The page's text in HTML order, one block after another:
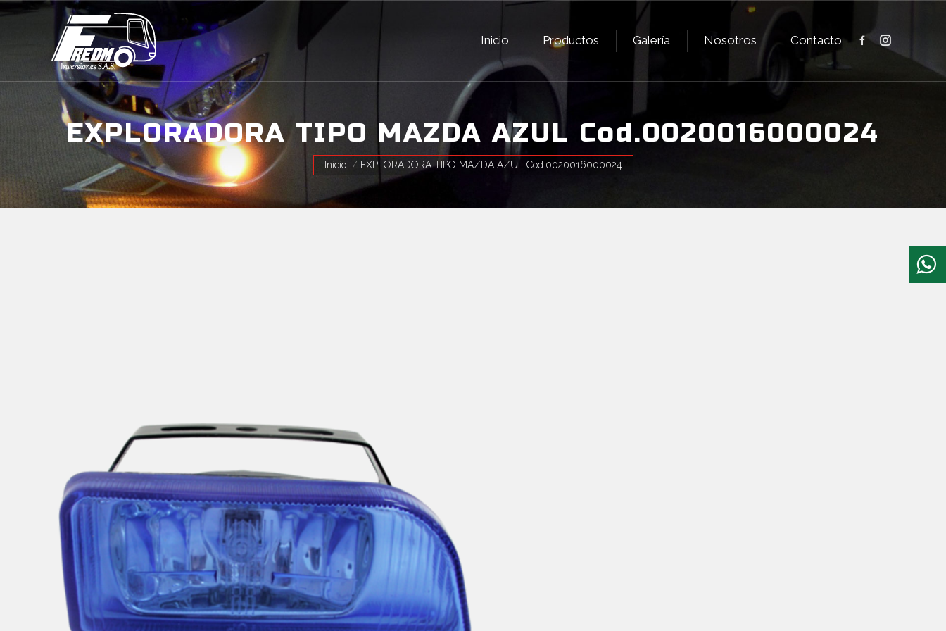
Inicio Productos Galería Nosotros Contacto
FacebookInstagram
EXPLORADORA TIPO MAZDA AZUL Cod.0020016000024
Estás aquí:
Inicio EXPLORADORA TIPO MAZDA AZUL Cod.0020016000024
Galería
Facebook